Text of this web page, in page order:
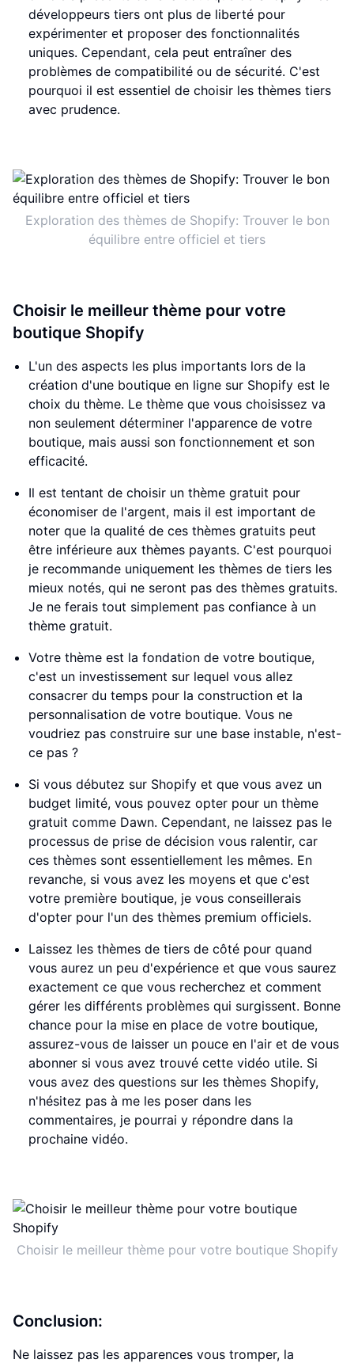
développeurs tiers ont plus de liberté pour
expérimenter et proposer des fonctionnalités
uniques. Cependant, cela peut entraîner des
problèmes de compatibilité ou de sécurité. C'est
pourquoi il est essentiel de choisir les thèmes tiers
avec prudence.
Exploration des thèmes de Shopify: Trouver le bon
équilibre entre officiel et tiers
Choisir le meilleur thème pour votre
boutique Shopify
L'un des aspects les plus importants lors de la
création d'une boutique en ligne sur Shopify est le
choix du thème. Le thème que vous choisissez va
non seulement déterminer l'apparence de votre
boutique, mais aussi son fonctionnement et son
efficacité.
Il est tentant de choisir un thème gratuit pour
économiser de l'argent, mais il est important de
noter que la qualité de ces thèmes gratuits peut
être inférieure aux thèmes payants. C'est pourquoi
je recommande uniquement les thèmes de tiers les
mieux notés, qui ne seront pas des thèmes gratuits.
Je ne ferais tout simplement pas confiance à un
thème gratuit.
Votre thème est la fondation de votre boutique,
c'est un investissement sur lequel vous allez
consacrer du temps pour la construction et la
personnalisation de votre boutique. Vous ne
voudriez pas construire sur une base instable, n'est-
ce pas ?
Si vous débutez sur Shopify et que vous avez un
budget limité, vous pouvez opter pour un thème
gratuit comme Dawn. Cependant, ne laissez pas le
processus de prise de décision vous ralentir, car
ces thèmes sont essentiellement les mêmes. En
revanche, si vous avez les moyens et que c'est
votre première boutique, je vous conseillerais
d'opter pour l'un des thèmes premium officiels.
Laissez les thèmes de tiers de côté pour quand
vous aurez un peu d'expérience et que vous saurez
exactement ce que vous recherchez et comment
gérer les différents problèmes qui surgissent. Bonne
chance pour la mise en place de votre boutique,
assurez-vous de laisser un pouce en l'air et de vous
abonner si vous avez trouvé cette vidéo utile. Si
vous avez des questions sur les thèmes Shopify,
n'hésitez pas à me les poser dans les
commentaires, je pourrai y répondre dans la
prochaine vidéo.
Choisir le meilleur thème pour votre boutique Shopify
Conclusion:
Ne laissez pas les apparences vous tromper, la